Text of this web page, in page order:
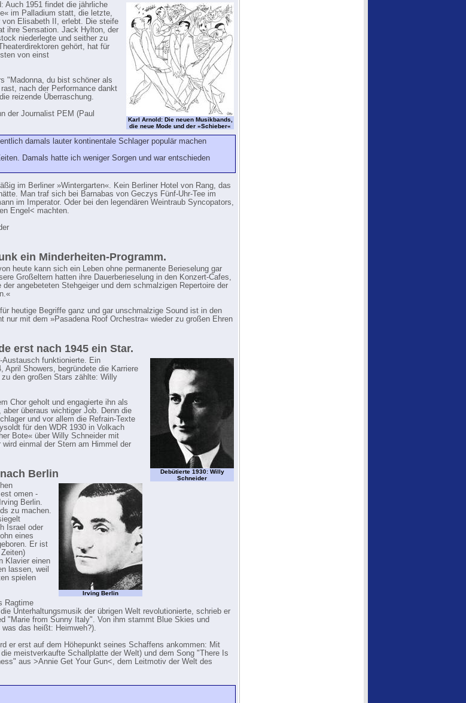
Karl Arnold: Die neuen Musikbands,
die neue Mode und der »Schieber«
Auch 1951 findet die jährliche
im Palladium statt, die letzte,
Elisabeth II, erlebt. Die steife
ihre Sensation. Jack Hylton, der
niederlegte und seither zu
gehört, hat für
von einst
"Madonna, du bist schöner als
nach der Performance dankt
reizende Überraschung.
der Journalist PEM (Paul
damals lauter kontinentale Schlager populär machen
Damals hatte ich weniger Sorgen und war entschieden
im Berliner »Wintergarten«. Kein Berliner Hotel von Rang, das
Man traf sich bei Barnabas von Geczys Fünf-Uhr-Tee im
im Imperator. Oder bei den legendären Weintraub Syncopators,
Engel< machten.
ein Minderheiten-Programm.
heute kann sich ein Leben ohne permanente Berieselung gar
Großeltern hatten ihre Dauerberieselung in den Konzert-Cafes,
angebeteten Stehgeiger und dem schmalzigen Repertoire der
heutige Begriffe ganz und gar unschmalzige Sound ist in den
nur mit dem »Pasadena Roof Orchestra« wieder zu großen Ehren
erst nach 1945 ein Star.
Debütierte 1930: Willy
Schneider
Austausch funktionierte. Ein
April Showers, begründete die Karriere
den großen Stars zählte: Willy
Chor geholt und engagierte ihn als
aber überaus wichtiger Job. Denn die
und vor allem die Refrain-Texte
für den WDR 1930 in Volkach
Bote« über Willy Schneider mit
einmal der Stern am Himmel der
Berlin
Irving Berlin
omen -
Berlin.
zu machen.
Israel oder
eines
Er ist
Klavier einen
lassen, weil
spielen
Ragtime
Unterhaltungsmusik der übrigen Welt revolutionierte, schrieb er
"Marie from Sunny Italy". Von ihm stammt Blue Skies und
das heißt: Heimweh?).
er erst auf dem Höhepunkt seines Schaffens ankommen: Mit
meistverkaufte Schallplatte der Welt) und dem Song "There Is
aus >Annie Get Your Gun<, dem Leitmotiv der Welt des